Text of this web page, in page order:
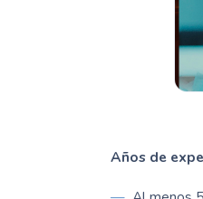
Años de